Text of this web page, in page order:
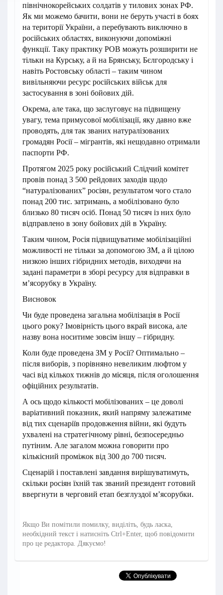
північнокорейських солдатів у тилових зонах РФ.
Як ми можемо бачити, вони не беруть участі в боях
на території України, а перебувають виключно в
російських областях, виконуючи допоміжні
функції. Таку практику РОВ можуть розширити не
тільки на Курську, а й на Брянську, Бєлгородську і
навіть Ростовську області – таким чином
вивільняючи ресурс російських військ для
застосування в зоні бойових дій.
Окрема, але така, що заслуговує на підвищену
увагу, тема примусової мобілізації, яку давно вже
проводять, для так званих натуралізованих
громадян Росії – мігрантів, які нещодавно отримали
паспорти РФ.
Протягом 2025 року російський Слідчий комітет
провів понад 3 500 рейдових заходів щодо
“натуралізованих” росіян, результатом чого стало
понад 200 тис. затримань, а мобілізовано було
близько 80 тисяч осіб. Понад 50 тисяч із них було
відправлено в зону бойових дій в Україну.
Таким чином, Росія підвищуватиме мобілізаційні
можливості не тільки за допомогою ЗМ, а й цілою
низкою інших гібридних методів, виходячи на
задані параметри в зборі ресурсу для відправки в
м’ясорубку в Україну.
Висновок
Чи буде проведена загальна мобілізація в Росії
цього року? Імовірність цього вкрай висока, але
назву вона носитиме зовсім іншу – гібридну.
Коли буде проведена ЗМ у Росії? Оптимально –
після виборів, з порівняно невеликим люфтом у
часі від кількох тижнів до місяця, після оголошення
офіційних результатів.
А ось щодо кількості мобілізованих – це доволі
варіативний показник, який напряму залежатиме
від тих сценаріїв продовження війни, які будуть
ухвалені на стратегічному рівні, безпосередньо
путіним. Але загалом можна говорити про
кількісний проміжок від 300 до 700 тисяч.
Сценарій і поставлені завдання вирішуватимуть,
скільки росіян їхній так званий президент готовий
ввергнути в черговий етап безглуздої м’ясорубки.
Якщо Ви помітили помилку, виділіть, будь ласка,
необхідний текст і натисніть Ctrl+Enter, щоб повідомити
про це редактора. Дякуємо!